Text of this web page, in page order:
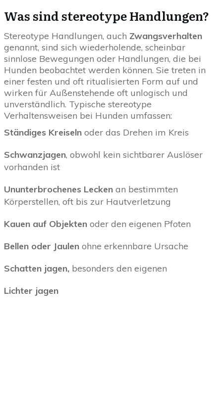
Was sind stereotype Handlungen?
Stereotype Handlungen, auch Zwangsverhalten
genannt, sind sich wiederholende, scheinbar
sinnlose Bewegungen oder Handlungen, die bei
Hunden beobachtet werden können. Sie treten in
einer festen und oft ritualisierten Form auf und
wirken für Außenstehende oft unlogisch und
unverständlich. Typische stereotype
Verhaltensweisen bei Hunden umfassen:
Ständiges Kreiseln oder das Drehen im Kreis
Schwanzjagen, obwohl kein sichtbarer Auslöser
vorhanden ist
Ununterbrochenes Lecken an bestimmten
Körperstellen, oft bis zur Hautverletzung
Kauen auf Objekten oder den eigenen Pfoten
Bellen oder Jaulen ohne erkennbare Ursache
Schatten jagen, besonders den eigenen
Lichter jagen